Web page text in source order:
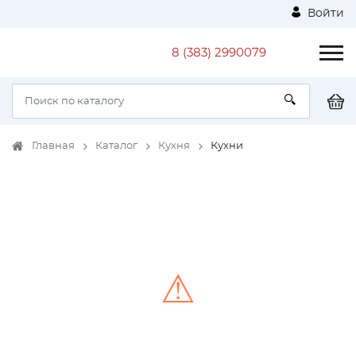
Войти
8 (383) 2990079
Главная Каталог Кухня Кухни
⚠